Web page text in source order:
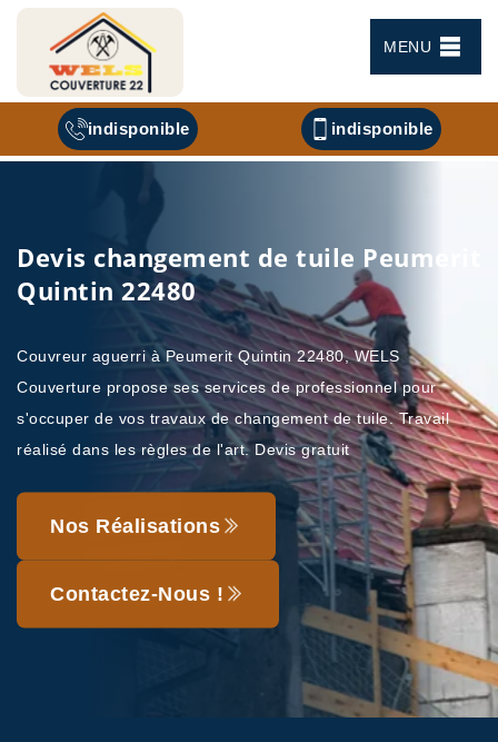
MENU
indisponible indisponible
Devis changement de tuile Peumerit
Quintin 22480
Couvreur aguerri à Peumerit Quintin 22480, WELS
Couverture propose ses services de professionnel pour
s'occuper de vos travaux de changement de tuile. Travail
réalisé dans les règles de l'art. Devis gratuit
Nos Réalisations
Contactez-Nous !